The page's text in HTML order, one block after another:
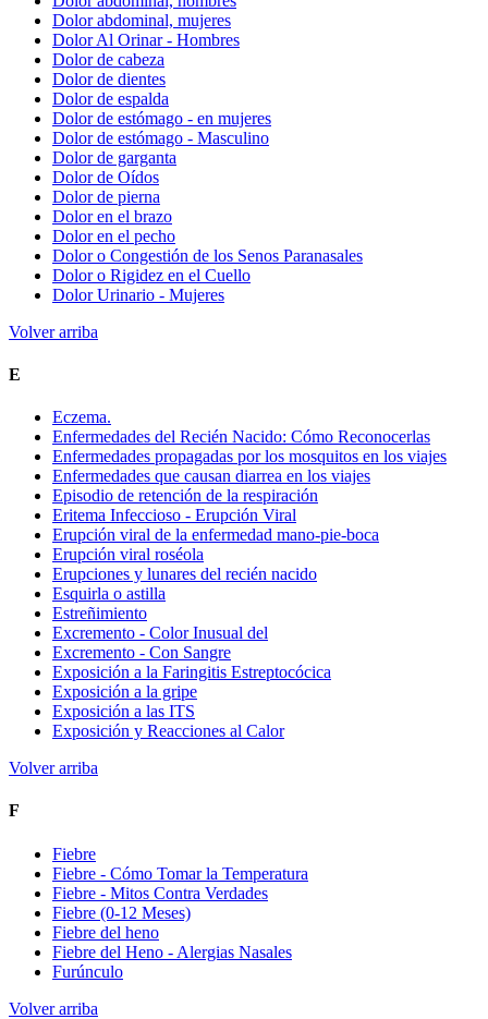
Dolor abdominal, mujeres
Dolor Al Orinar - Hombres
Dolor de cabeza
Dolor de dientes
Dolor de espalda
Dolor de estómago - en mujeres
Dolor de estómago - Masculino
Dolor de garganta
Dolor de Oídos
Dolor de pierna
Dolor en el brazo
Dolor en el pecho
Dolor o Congestión de los Senos Paranasales
Dolor o Rigidez en el Cuello
Dolor Urinario - Mujeres
Volver arriba
E
Eczema.
Enfermedades del Recién Nacido: Cómo Reconocerlas
Enfermedades propagadas por los mosquitos en los viajes
Enfermedades que causan diarrea en los viajes
Episodio de retención de la respiración
Eritema Infeccioso - Erupción Viral
Erupción viral de la enfermedad mano-pie-boca
Erupción viral roséola
Erupciones y lunares del recién nacido
Esquirla o astilla
Estreñimiento
Excremento - Color Inusual del
Excremento - Con Sangre
Exposición a la Faringitis Estreptocócica
Exposición a la gripe
Exposición a las ITS
Exposición y Reacciones al Calor
Volver arriba
F
Fiebre
Fiebre - Cómo Tomar la Temperatura
Fiebre - Mitos Contra Verdades
Fiebre (0-12 Meses)
Fiebre del heno
Fiebre del Heno - Alergias Nasales
Furúnculo
Volver arriba